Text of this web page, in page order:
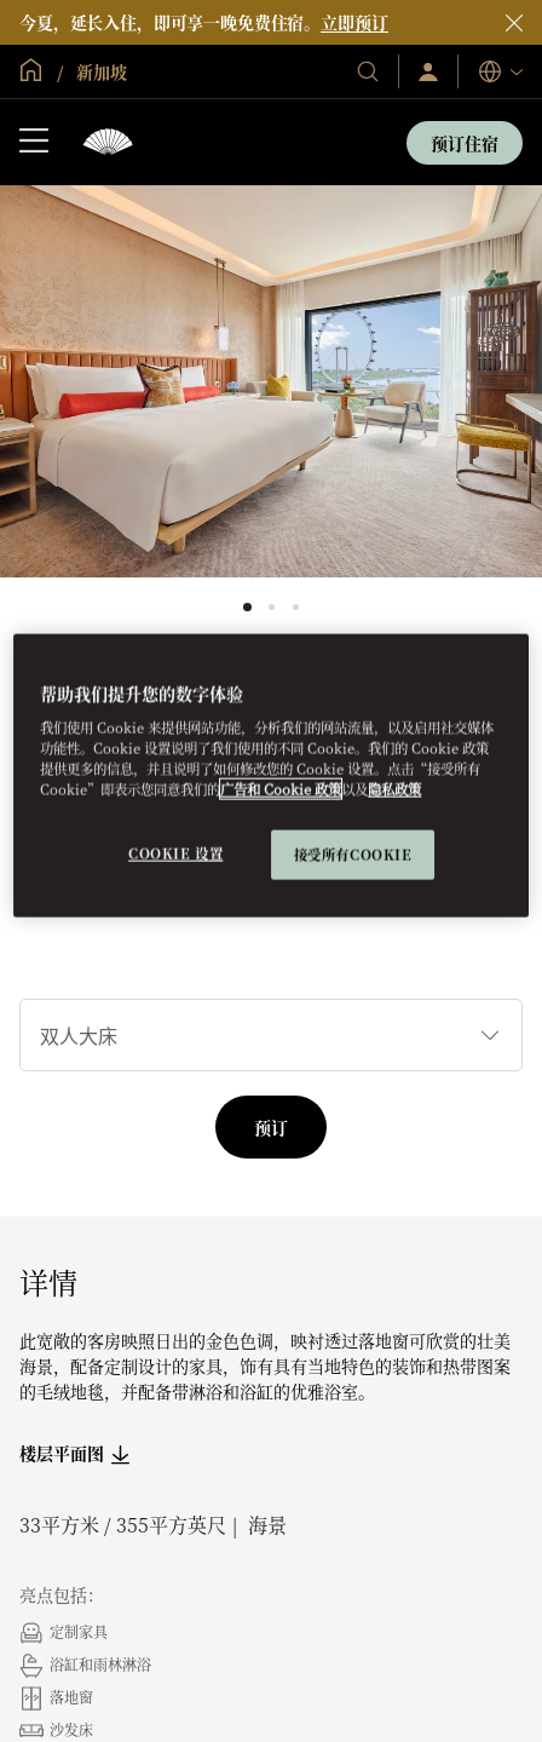
今夏，延长入住，即可享一晚免费住宿。 立即预订
全球首页
新加坡
我
们
假
村
登
录/
即
加
入
语
言
预订住宿
海景客房
此宽敞的客房坐拥壮美的海洋全景，设有温暖的日出色调，并注入
当地设计元素。
睡
型
预订
详情
此宽敞的客房映照日出的金色色调，映衬透过落地窗可欣赏的壮美
海景，配备定制设计的家具，饰有具有当地特色的装饰和热带图案
的毛绒地毯，并配备带淋浴和浴缸的优雅浴室。
楼层平面图
33平方米 / 355平方英尺 海景
亮点包括：
定制家具
浴缸和雨林淋浴
落地窗
沙发床
帮助我们提升您的数字体验
我们使用 Cookie 来提供网站功能，分析我们的网站流量，以及启用社交媒体
功能性。Cookie 设置说明了我们使用的不同 Cookie。我们的 Cookie 政策
提供更多的信息，并且说明了如何修改您的 Cookie 设置。点击“接受所有
Cookie”即表示您同意我们的广告和 Cookie 政策以及隐私政策
COOKIE 设置 接受所有COOKIE